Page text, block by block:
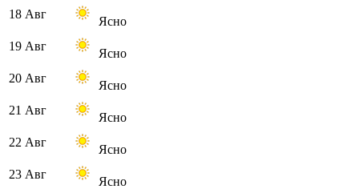
18 Авг
Ясно
19 Авг
Ясно
20 Авг
Ясно
21 Авг
Ясно
22 Авг
Ясно
23 Авг
Ясно